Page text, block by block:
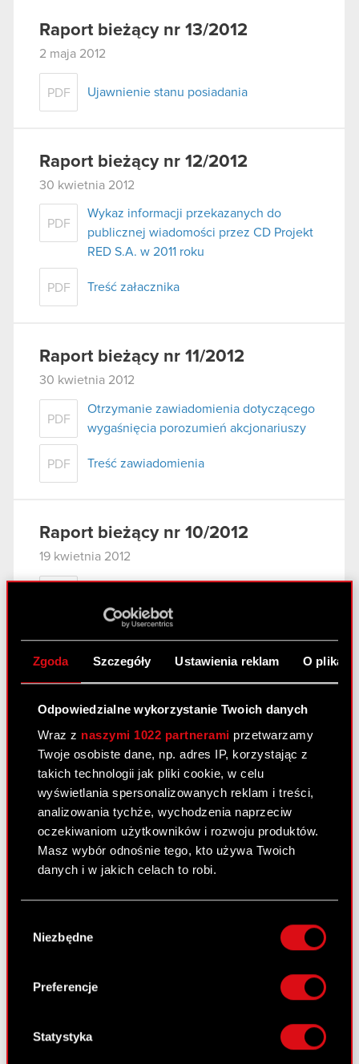
Zgoda Szczegóły Ustawienia reklam O
Odpowiedzialne wykorzystanie Twoich danych
Wraz z naszymi 1022 partnerami przetwarzamy
Twoje osobiste dane, np. adres IP, korzystając z
takich technologii jak pliki cookie, w celu
wyświetlania spersonalizowanych reklam i treści,
analizowania tychże, wychodzenia naprzeciw
oczekiwaniom użytkowników i rozwoju produktów.
Masz wybór odnośnie tego, kto używa Twoich
danych i w jakich celach to robi.
Gromadzić dane dotyczące Twojej
lokalizacji geograficznej z dokładnością nawet
Identyfikować Twoje urządzenie, aktywnie
analizując charakteryzującego je zbiory
palca)
zgody
Niezbędne
Preferencje
Statystyka
Raport bieżący nr 13/2012
2 maja 2012
PDF Ujawnienie stanu posiadania
Raport bieżący nr 12/2012
30 kwietnia 2012
PDF
Wykaz informacji przekazanych do
publicznej wiadomości przez CD Projekt
RED S.A. w 2011 roku
PDF Treść załacznika
Raport bieżący nr 11/2012
30 kwietnia 2012
PDF
Otrzymanie zawiadomienia dotyczącego
wygaśnięcia porozumień akcjonariuszy
PDF Treść zawiadomienia
Raport bieżący nr 10/2012
19 kwietnia 2012
Raport bieżący nr 09/2012
18 kwietnia 2012
Zawarcie umowy kredytowej z BRE Bank
S.A.
Raport bieżący nr 08/2012
30 marca 2012
PDF
Spłata należności wynikających z umów
pożyczek z akcjonariuszami Spółki
PDF
Uchwała spółki zależnej w sprawie
wypłaty dywidendy za rok 2011